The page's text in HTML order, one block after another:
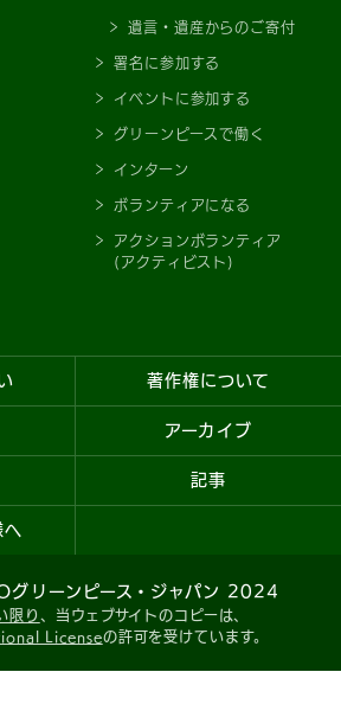
遺言・遺産からのご寄付
署名に参加する
イベントに参加する
グリーンピースで働く
インターン
ボランティアになる
アクションボランティア
(アクティビスト)
著作権について
アーカイブ
記事
グリーンピース・ジャパン 2024
限り 、当ウェブサイトのコピーは、
Licenseの許可を受けています。